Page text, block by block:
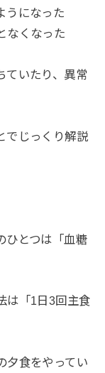
うになった
なくなった
ていたり、異常
でじっくり解説
ひとつは「血糖
は「1日3回主食
夕食をやってい